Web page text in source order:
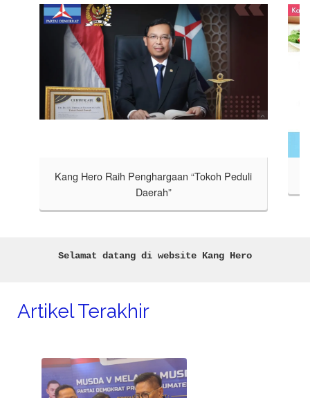
READ MORE
Kang Hero Raih Penghargaan “Tokoh Peduli
Daerah”
Selamat datang di website Kang Hero
Artikel Terakhir